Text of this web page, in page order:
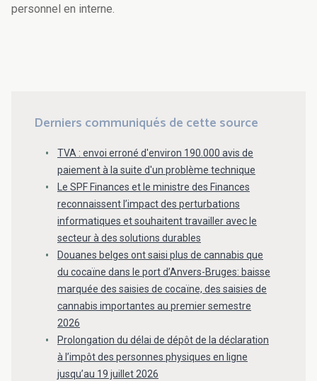
personnel en interne.
Derniers communiqués de cette source
TVA : envoi erroné d'environ 190.000 avis de
paiement à la suite d'un problème technique
Le SPF Finances et le ministre des Finances
reconnaissent l’impact des perturbations
informatiques et souhaitent travailler avec le
secteur à des solutions durables
Douanes belges ont saisi plus de cannabis que
du cocaïne dans le port d’Anvers-Bruges: baisse
marquée des saisies de cocaïne, des saisies de
cannabis importantes au premier semestre
2026
Prolongation du délai de dépôt de la déclaration
à l’impôt des personnes physiques en ligne
jusqu’au 19 juillet 2026